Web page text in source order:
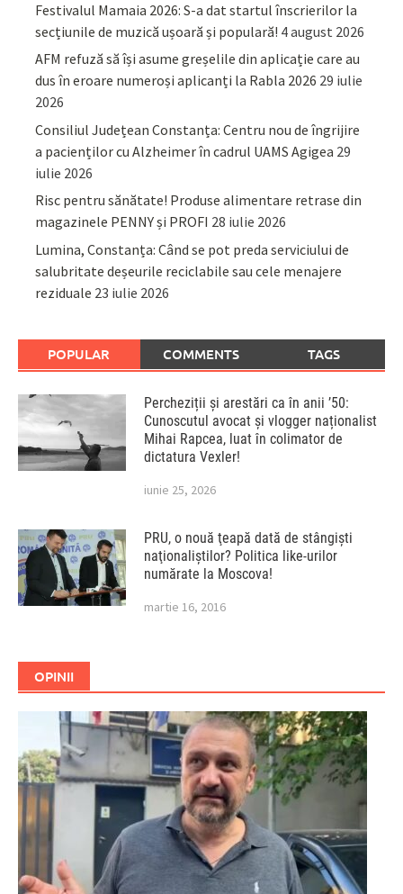
Festivalul Mamaia 2026: S-a dat startul înscrierilor la
secțiunile de muzică ușoară și populară! 4 august 2026
AFM refuză să își asume greșelile din aplicație care au
dus în eroare numeroși aplicanți la Rabla 2026 29 iulie
2026
Consiliul Județean Constanța: Centru nou de îngrijire
a pacienților cu Alzheimer în cadrul UAMS Agigea 29
iulie 2026
Risc pentru sănătate! Produse alimentare retrase din
magazinele PENNY și PROFI 28 iulie 2026
Lumina, Constanța: Când se pot preda serviciului de
salubritate deșeurile reciclabile sau cele menajere
reziduale 23 iulie 2026
POPULAR COMMENTS TAGS
Percheziții și arestări ca în anii ’50:
Cunoscutul avocat și vlogger naționalist
Mihai Rapcea, luat în colimator de
dictatura Vexler!
iunie 25, 2026
PRU, o nouă ţeapă dată de stângişti
naţionaliştilor? Politica like-urilor
numărate la Moscova!
martie 16, 2016
OPINII